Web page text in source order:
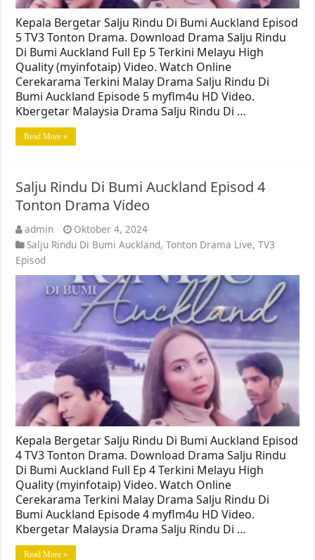
Kepala Bergetar Salju Rindu Di Bumi Auckland Episod
5 TV3 Tonton Drama. Download Drama Salju Rindu
Di Bumi Auckland Full Ep 5 Terkini Melayu High
Quality (myinfotaip) Video. Watch Online
Cerekarama Terkini Malay Drama Salju Rindu Di
Bumi Auckland Episode 5 myflm4u HD Video.
Kbergetar Malaysia Drama Salju Rindu Di …
Read More »
Salju Rindu Di Bumi Auckland Episod 4
Tonton Drama Video
admin
Oktober 4, 2024
Salju Rindu Di Bumi Auckland,Tonton Drama Live,TV3
Episod
Kepala Bergetar Salju Rindu Di Bumi Auckland Episod
4 TV3 Tonton Drama. Download Drama Salju Rindu
Di Bumi Auckland Full Ep 4 Terkini Melayu High
Quality (myinfotaip) Video. Watch Online
Cerekarama Terkini Malay Drama Salju Rindu Di
Bumi Auckland Episode 4 myflm4u HD Video.
Kbergetar Malaysia Drama Salju Rindu Di …
Read More »